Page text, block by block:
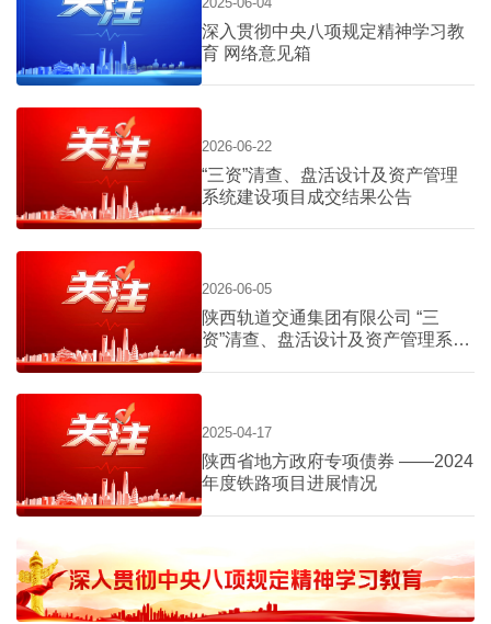
深入贯彻中央八项规定精神学习教
育 网络意见箱
2026-06-22
“三资”清查、盘活设计及资产管理
系统建设项目成交结果公告
2026-06-05
陕西轨道交通集团有限公司 “三
资”清查、盘活设计及资产管理系统
2025-04-17
陕西省地方政府专项债券 ——2024
年度铁路项目进展情况